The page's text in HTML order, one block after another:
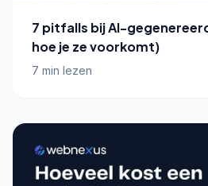
7 pitfalls bij AI-
hoe je ze voorkomt)
7 min lezen